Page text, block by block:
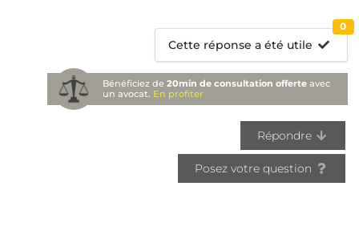
Cette réponse a été utile
0
Bénéficiez de20min de consultation offerte avec
un avocat. En profiter
Répondre
Posez votre question